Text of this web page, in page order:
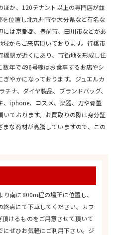
ほか、120テナント以上の専門店が並
位置し北九州市や大分県など有名な
は京都郡、豊前市、田川市などがあ
域からご来店頂いております。行橋市
駅が近くにあり、市街地を形成し住
年で496号線はお食事するお店やシ
やかになっております。ジュエルカ
ナ、ダイヤ製品、ブランドバッグ、
、iphone、コスメ、楽器、刀や骨董
ております。お買取りの際は身分証
な商材が高騰していますので、この
南に800m程の場所に位置し、
終点にて下車してください。カフ
けるものをご用意させて頂いて
にぜひお気軽にご利用下さい。ジ